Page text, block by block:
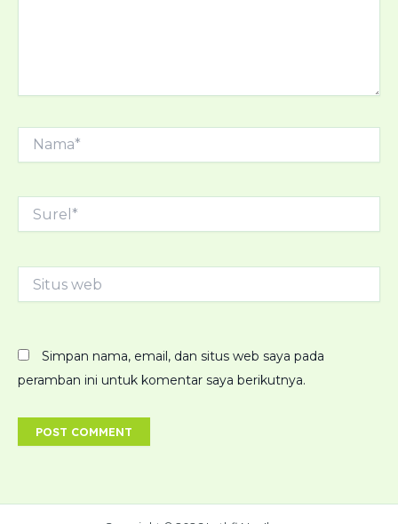
Nama*
Situs
web
Simpan nama, email, dan situs web saya pada
peramban ini untuk komentar saya berikutnya.